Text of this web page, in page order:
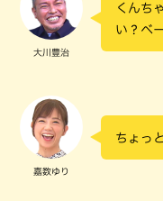
大川豊治
くんち
い？ベ
嘉数ゆり
ちょっ